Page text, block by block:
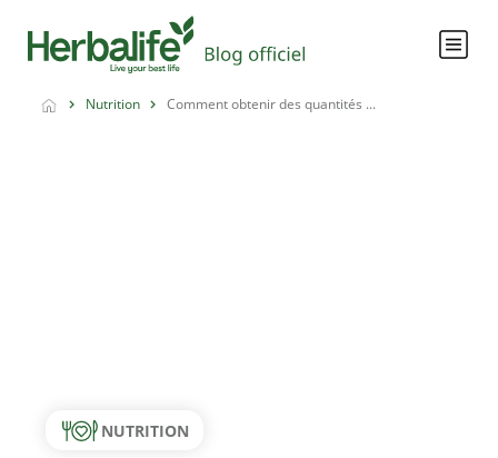
Nutrition Comment obtenir des quantités ...
NUTRITION